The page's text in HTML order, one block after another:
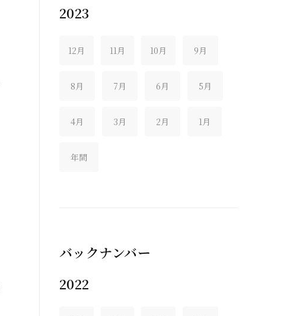
2023
12月 11月 10月 9月
8月 7月 6月 5月
4月 3月 2月 1月
年間
バックナンバー
2022